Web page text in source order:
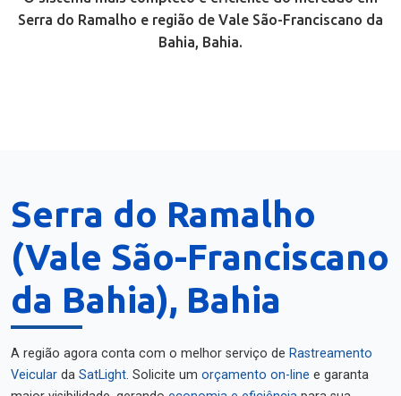
Serra do Ramalho e região de Vale São-Franciscano da
Bahia, Bahia.
Serra do Ramalho
(Vale São-Franciscano
da Bahia), Bahia
A região agora conta com o melhor serviço de Rastreamento
Veicular da SatLight. Solicite um orçamento on-line e garanta